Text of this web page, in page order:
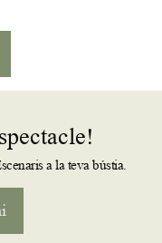
a la teva bústia.